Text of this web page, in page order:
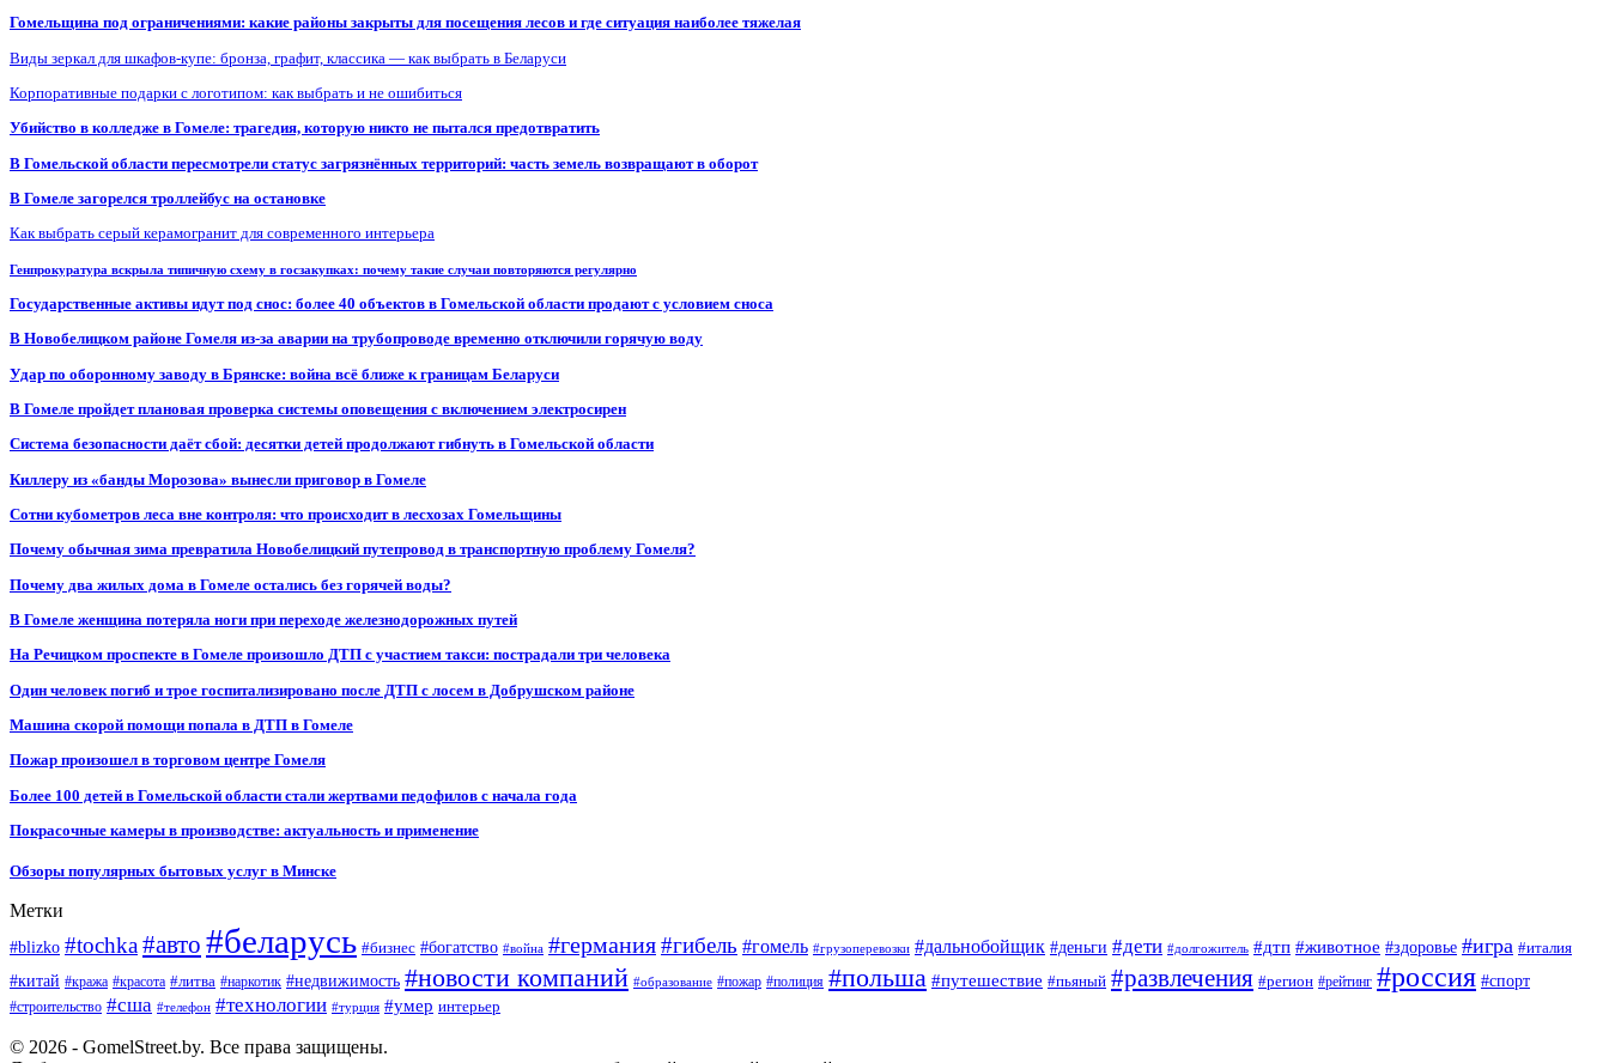
Гомельщина под ограничениями: какие районы закрыты для посещения лесов и где ситуация наиболее тяжелая
Виды зеркал для шкафов-купе: бронза, графит, классика — как выбрать в Беларуси
Корпоративные подарки с логотипом: как выбрать и не ошибиться
Убийство в колледже в Гомеле: трагедия, которую никто не пытался предотвратить
В Гомельской области пересмотрели статус загрязнённых территорий: часть земель возвращают в оборот
В Гомеле загорелся троллейбус на остановке
Как выбрать серый керамогранит для современного интерьера
Генпрокуратура вскрыла типичную схему в госзакупках: почему такие случаи повторяются регулярно
Государственные активы идут под снос: более 40 объектов в Гомельской области продают с условием сноса
В Новобелицком районе Гомеля из-за аварии на трубопроводе временно отключили горячую воду
Удар по оборонному заводу в Брянске: война всё ближе к границам Беларуси
В Гомеле пройдет плановая проверка системы оповещения с включением электросирен
Система безопасности даёт сбой: десятки детей продолжают гибнуть в Гомельской области
Киллеру из «банды Морозова» вынесли приговор в Гомеле
Сотни кубометров леса вне контроля: что происходит в лесхозах Гомельщины
Почему обычная зима превратила Новобелицкий путепровод в транспортную проблему Гомеля?
Почему два жилых дома в Гомеле остались без горячей воды?
В Гомеле женщина потеряла ноги при переходе железнодорожных путей
На Речицком проспекте в Гомеле произошло ДТП с участием такси: пострадали три человека
Один человек погиб и трое госпитализировано после ДТП с лосем в Добрушском районе
Машина скорой помощи попала в ДТП в Гомеле
Пожар произошел в торговом центре Гомеля
Более 100 детей в Гомельской области стали жертвами педофилов с начала года
Покрасочные камеры в производстве: актуальность и применение
Обзоры популярных бытовых услуг в Минске
Метки
#blizko #tochka#авто #беларусь #бизнес #богатство #война #германия#гибель #гомель #грузоперевозки #дальнобойщик #деньги #дети #долгожитель #дтп #животное #здоровье #игра #италия
#китай #кража #красота #литва #наркотик #недвижимость #новости компаний #образование #пожар #полиция #польша #путешествие #пьяный #развлечения #регион #рейтинг #россия #спорт
#строительство #сша #телефон #технологии #турция #умер интерьер
© 2026 - GomelStreet.by. Все права защищены.